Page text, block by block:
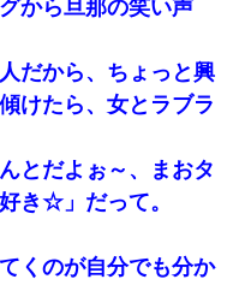
から旦那の笑い声
だから、ちょっと興
けたら、女とラブラ
とだよぉ～、まおタ
き☆」だって。
くのが自分でも分か